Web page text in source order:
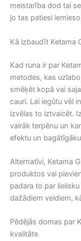
meistarība dod tai
jo tas patiesi
Kā izbaudīt Ketama
Kad runa ir par
metodes, kas
smēķēt kopā vai
cauri. Lai iegūtu vēl
izvēlas to iztvaicēt.
vairāk terpēnu un
efektu un
Alternatīvi, Ketama
produktos vai
padara to par
dažādiem veidiem,
Pēdējās domas par
kvalitāte